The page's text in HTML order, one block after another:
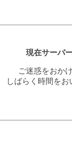
現在サーバ
ご迷惑をおか
しばらく時間を